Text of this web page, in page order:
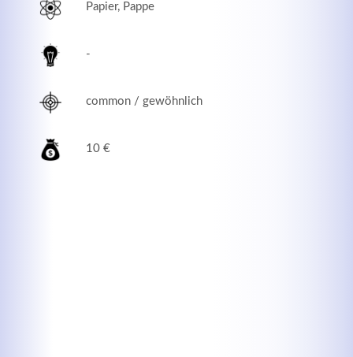
Papier, Pappe
-
common / gewöhnlich
10 €
Lorem ipsum dolor sit amet, consectetuer adipiscing